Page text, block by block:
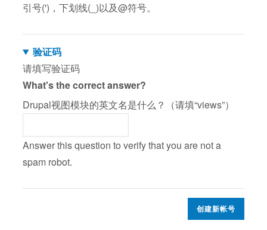
引号(')，下划线(_)以及@符号。
验证码
请填写验证码
What's the correct answer?
Drupal视图模块的英文名是什么？（请填“views”）
Answer this question to verify that you are not a
spam robot.